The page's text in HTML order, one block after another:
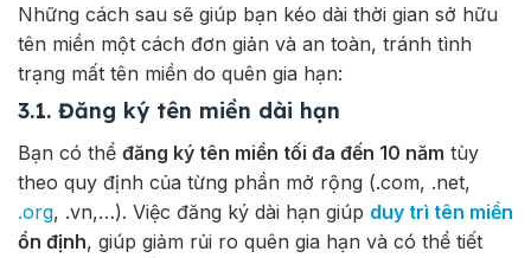
Những cách sau sẽ giúp bạn kéo dài thời gian sở hữu
tên miền một cách đơn giản và an toàn, tránh tình
trạng mất tên miền do quên gia hạn:
3.1. Đăng ký tên miền dài hạn
Bạn có thể đăng ký tên miền tối đa đến 10 năm tùy
theo quy định của từng phần mở rộng (.com, .net,
.org, .vn,…). Việc đăng ký dài hạn giúp duy trì tên miền
ổn định, giúp giảm rủi ro quên gia hạn và có thể tiết